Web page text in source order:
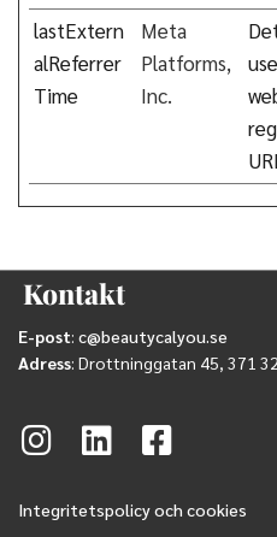
lastExtern
alReferrer
Time
Meta
Platforms,
Inc.
Kontakt
E-post: c@beautycalyou.se
Adress: Drottninggatan 45, 371
Integritetspolicy och cookies